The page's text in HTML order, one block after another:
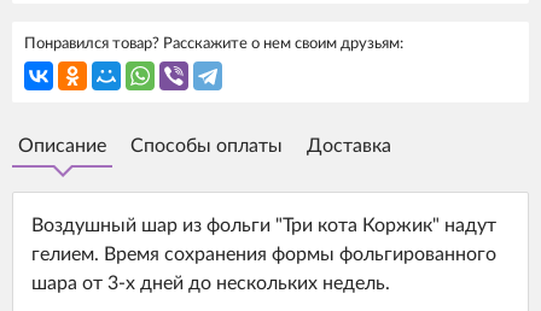
Понравился товар? Расскажите о нем своим друзьям:
Описание Способы оплаты Доставка
Воздушный шар из фольги "Три кота Коржик" надут
гелием. Время сохранения формы фольгированного
шара от 3-х дней до нескольких недель.